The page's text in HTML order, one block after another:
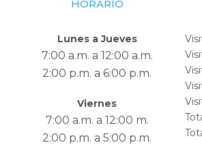
HORARIO
Lunes a Jueves
7:00 a.m. a 12:00 a.m.
2:00 p.m. a 6:00 p.m.
Viernes
7:00 a.m. a 12:00 m.
2:00 p.m. a 5:00 p.m.